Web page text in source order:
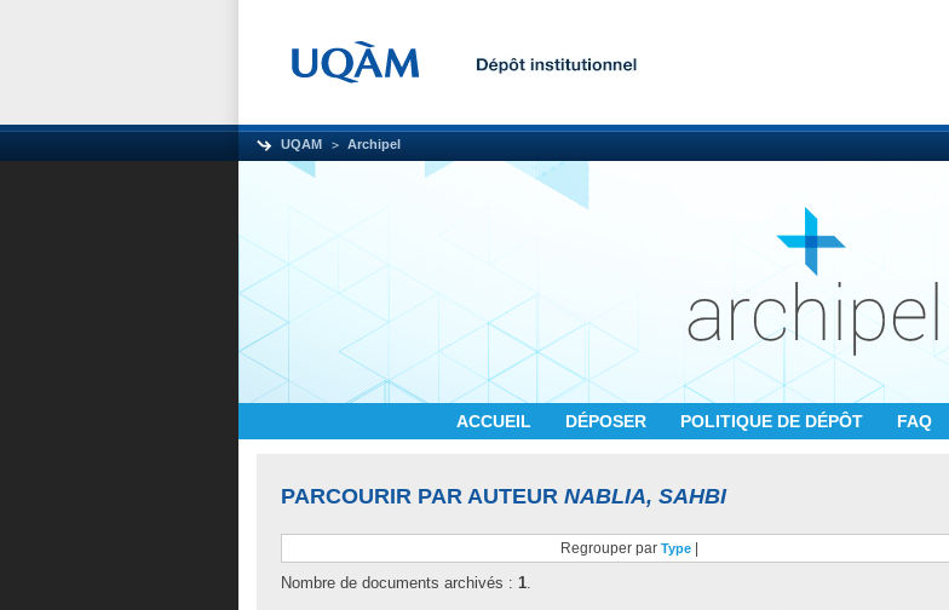
UQAM Archipel
ACCUEIL DÉPOSER POLITIQUE DE DÉPÔT FAQ
PARCOURIR PAR AUTEUR NABLIA, SAHBI
Regrouper par Type
Nombre de documents archivés : 1.